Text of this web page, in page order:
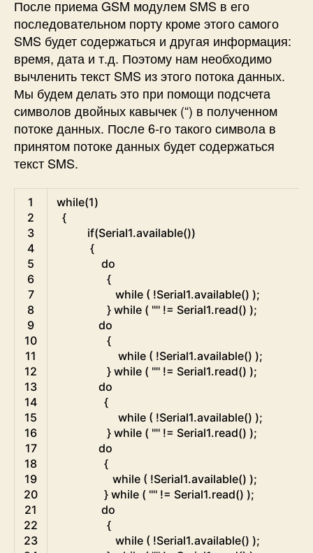
После приема GSM модулем SMS в его
последовательном порту кроме этого самого
SMS будет содержаться и другая информация:
время, дата и т.д. Поэтому нам необходимо
вычленить текст SMS из этого потока данных.
Мы будем делать это при помощи подсчета
символов двойных кавычек (“) в полученном
потоке данных. После 6-го такого символа в
принятом потоке данных будет содержаться
текст SMS.
1
2
3
4
5
6
7
8
9
10
11
12
13
14
15
16
17
18
19
20
21
22
23
while(1)
{
if(Serial1.available())
{
do
{
while ( !Serial1.available() );
} while ( '"' != Serial1.read() );
do
{
while ( !Serial1.available() );
} while ( '"' != Serial1.read() );
do
{
while ( !Serial1.available() );
} while ( '"' != Serial1.read() );
do
{
while ( !Serial1.available() );
} while ( '"' != Serial1.read() );
do
{
while ( !Serial1.available() );